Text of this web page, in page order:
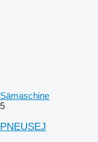
Sämaschine
5
PNEUSEJ